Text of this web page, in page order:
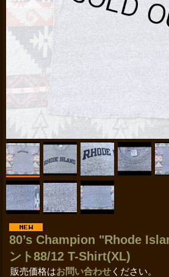
80’s Champion "Rhode
ント88/12 T-Shirt(XL)
販売価格はお問い合わせ ください。